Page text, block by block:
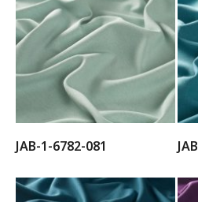
JAB-1-6782-081